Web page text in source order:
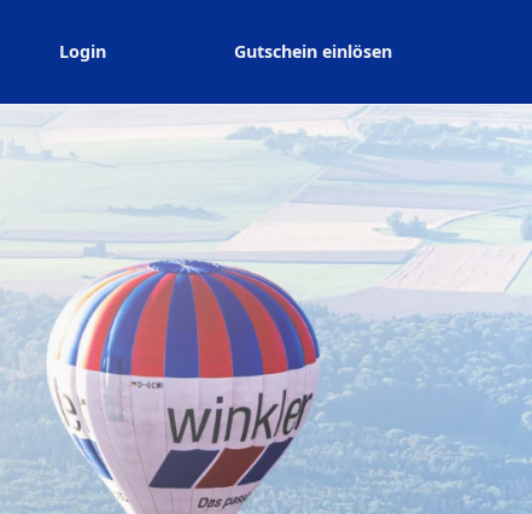
Login Gutschein einlösen